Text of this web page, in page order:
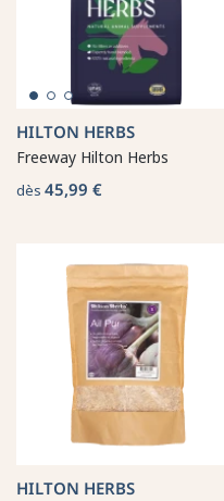
HILTON HERBS
Freeway Hilton Herbs
dès 45,99 €
HILTON HERBS